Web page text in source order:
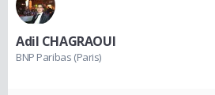
Adil CHAGRAOUI
BNP Paribas (Paris)